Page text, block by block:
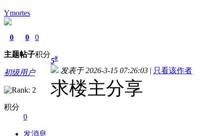
Ymortes
0
主题
0
帖子
0
积分
初级用户
积分
0
发消息
5#
发表于 2026-3-15 07:26:03 | 只看该作者
求楼主分享